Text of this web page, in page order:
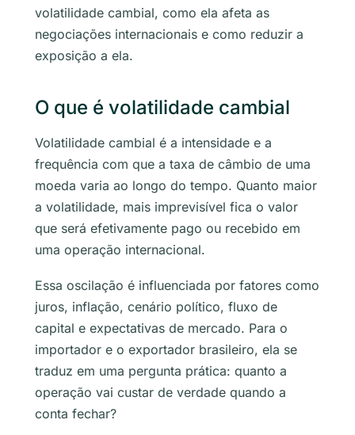
volatilidade cambial, como ela afeta as
negociações internacionais e como reduzir a
exposição a ela.
O que é volatilidade cambial
Volatilidade cambial é a intensidade e a
frequência com que a taxa de câmbio de uma
moeda varia ao longo do tempo. Quanto maior
a volatilidade, mais imprevisível fica o valor
que será efetivamente pago ou recebido em
uma operação internacional.
Essa oscilação é influenciada por fatores como
juros, inflação, cenário político, fluxo de
capital e expectativas de mercado. Para o
importador e o exportador brasileiro, ela se
traduz em uma pergunta prática: quanto a
operação vai custar de verdade quando a
conta fechar?